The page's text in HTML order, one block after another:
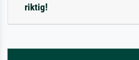
riktig!